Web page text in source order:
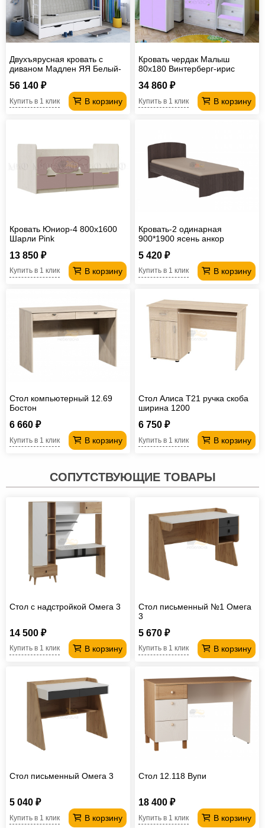
Двухъярусная кровать с
диваном Мадлен ЯЯ Белый-
56 140 ₽
В корзину
Купить в 1 клик
Кровать чердак Малыш
80х180 Винтерберг-ирис
34 860 ₽
В корзину
Купить в 1 клик
Кровать Юниор-4 800х1600
Шарли Pink
13 850 ₽
В корзину
Купить в 1 клик
Кровать-2 одинарная
900*1900 ясень анкор
5 420 ₽
В корзину
Купить в 1 клик
Стол компьютерный 12.69
Бостон
6 660 ₽
В корзину
Купить в 1 клик
Стол Алиса T21 ручка скоба
ширина 1200
6 750 ₽
В корзину
Купить в 1 клик
СОПУТСТВУЮЩИЕ ТОВАРЫ
Стол с надстройкой Омега 3
14 500 ₽
В корзину
Купить в 1 клик
Стол письменный №1 Омега
3
5 670 ₽
В корзину
Купить в 1 клик
Стол письменный Омега 3
5 040 ₽
В корзину
Купить в 1 клик
Стол 12.118 Вупи
18 400 ₽
В корзину
Купить в 1 клик